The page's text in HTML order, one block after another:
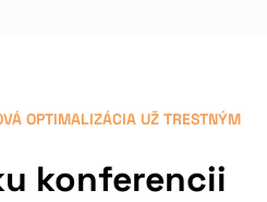
OPTIMALIZÁCIA UŽ TRESTNÝM
konferencii